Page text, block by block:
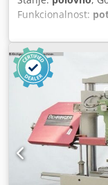
Funkcionalnost:
Behringer HBP
automatizovana,
Proizvođač:
2008 Stanje:
snimljeni video
sati rada pile:
isporučenih
podmazivanja sa
Dok zalihe traju,